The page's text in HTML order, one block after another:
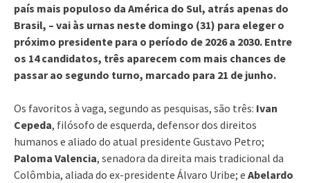
país mais populoso da América do Sul, atrás apenas do
Brasil, – vai às urnas neste domingo (31) para eleger o
próximo presidente para o período de 2026 a 2030. Entre
os 14 candidatos, três aparecem com mais chances de
passar ao segundo turno, marcado para 21 de junho.
Os favoritos à vaga, segundo as pesquisas, são três: Ivan
Cepeda, filósofo de esquerda, defensor dos direitos
humanos e aliado do atual presidente Gustavo Petro;
Paloma Valencia, senadora da direita mais tradicional da
Colômbia, aliada do ex-presidente Álvaro Uribe; e Abelardo